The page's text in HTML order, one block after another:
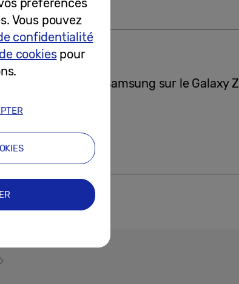
des tests de Samsung sur le Galaxy Z
Vous pouvez
confidentialité
cookiespour